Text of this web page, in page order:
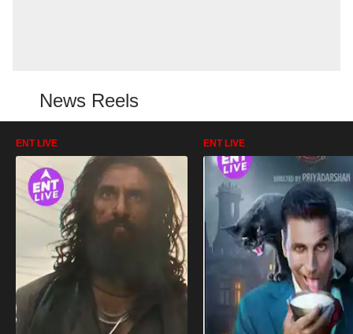
News Reels
ENT LIVE ENT LIVE